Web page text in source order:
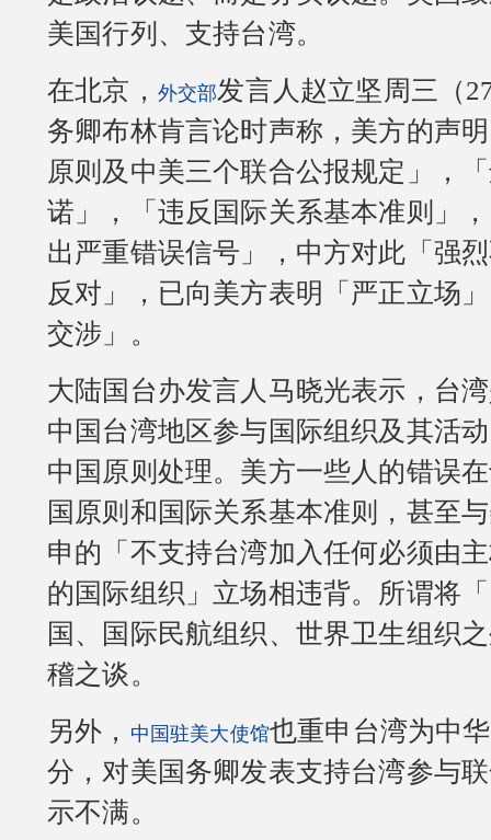
美国行列、支持台湾。
在北京， 外交部发言人赵立坚周三（
务卿布林肯言论时声称，美方的声
原则及中美三个联合公报规定」，
诺」，「违反国际关系基本准则」
出严重错误信号」，中方对此「强
反对」，已向美方表明「严正立场
交涉」。
大陆国台办发言人马晓光表示，台
中国台湾地区参与国际组织及其活
中国原则处理。美方一些人的错误
国原则和国际关系基本准则，甚至
申的「不支持台湾加入任何必须由
的国际组织」立场相违背。所谓将
国、国际民航组织、世界卫生组织
稽之谈。
另外，
中国驻美大使馆也重申台湾为中
分，对美国务卿发表支持台湾参与
示不满。